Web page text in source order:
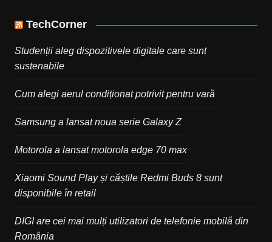
TechCorner
Studenții aleg dispozitivele digitale care sunt
sustenabile
Cum alegi aerul condiționat potrivit pentru vară
Samsung a lansat noua serie Galaxy Z
Motorola a lansat motorola edge 70 max
Xiaomi Sound Play și căștile Redmi Buds 8 sunt
disponibile în retail
DIGI are cei mai mulți utilizatori de telefonie mobilă din
România